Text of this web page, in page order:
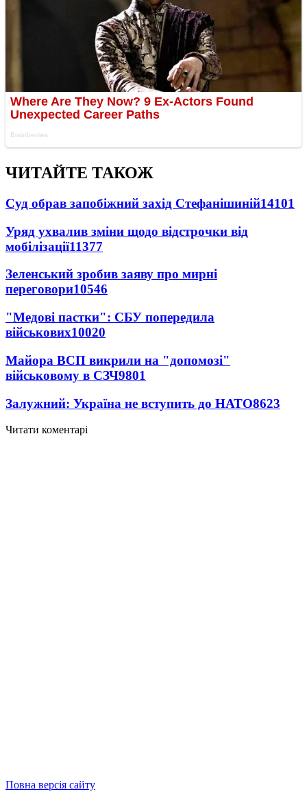
ЧИТАЙТЕ ТАКОЖ
Суд обрав запобіжний захід Стефанішиній14101
Уряд ухвалив зміни щодо відстрочки від
мобілізації11377
Зеленський зробив заяву про мирні
переговори10546
"Медові пастки": СБУ попередила
військових10020
Майора ВСП викрили на "допомозі"
військовому в СЗЧ9801
Залужний: Україна не вступить до НАТО8623
Читати коментарі
Повна версія сайту